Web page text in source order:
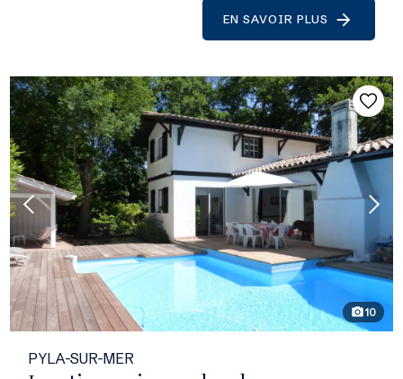
EN SAVOIR PLUS
photo_camera10
PYLA-SUR-MER